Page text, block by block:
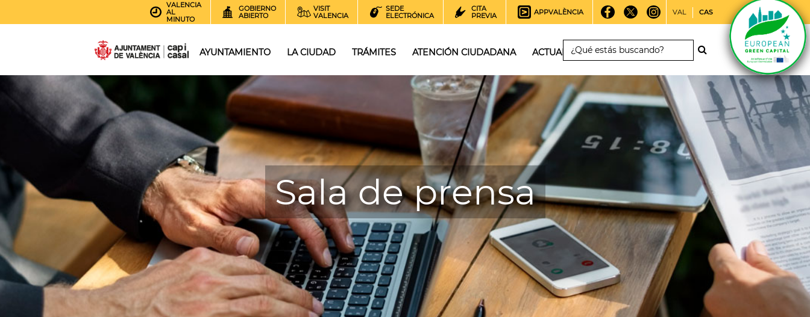
VALENCIA
AL
MINUTO
GOBIERNO
ABIERTO
VISIT
VALENCIA
SEDE
ELECTRÓNICA
CITA
PREVIA
APPVALÈNCIA VAL CAS
AYUNTAMIENTO LA CIUDAD TRÁMITES ATENCIÓN CIUDADANA ACTUALIDAD
Sala de prensa